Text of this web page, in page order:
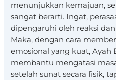
menunjukkan kemajuan,
sangat berarti. Ingat,
dipengaruhi oleh reaksi
Maka, dengan cara
emosional yang kuat, Ayah
membantu mengatasi
setelah sunat secara fisik,